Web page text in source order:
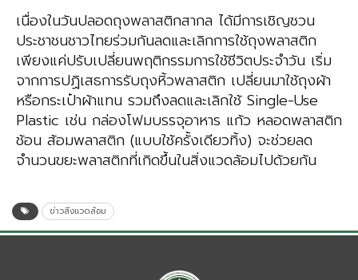
เนื่องในวันปลอดถุงพลาสติกสากล ได้มีการเชิญชวน
ประชาชนชาวไทยร่วมกันลดและเลิกการใช้ถุงพลาสติก
เพียงแค่ปรับเปลี่ยนพฤติกรรมการใช้ชีวิตประจำวัน เริ่ม
จากการปฏิเสธการรับถุงหิ้วพลาสติก เปลี่ยนมาใช้ถุงผ้า
หรือกระเป๋าผ้าแทน รวมถึงลดและเลิกใช้ Single-Use
Plastic เช่น กล่องโฟมบรรจุอาหาร แก้ว หลอดพลาสติก
ช้อน ส้อมพลาสติก (แบบใช้ครั้งเดียวทิ้ง) จะช่วยลด
จำนวนขยะพลาสติกที่เกิดขึ้นในสิ่งแวดล้อมไปด้วยกัน
ข่าวสิ่งแวดล้อม